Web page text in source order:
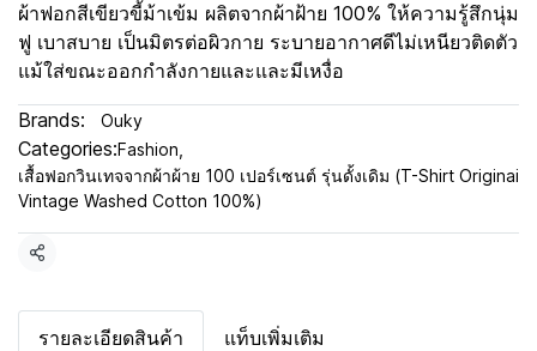
ผ้าฟอกสีเขียวขี้ม้าเข้ม ผลิตจากผ้าฝ้าย 100% ให้ความรู้สึกนุ่ม
ฟู เบาสบาย เป็นมิตรต่อผิวกาย ระบายอากาศดีไม่เหนียวติดตัว
แม้ใส่ขณะออกกำลังกายและและมีเหงื่อ
Brands: Ouky
Categories:Fashion
เสื้อฟอกวินเทจจากผ้าผ้าย 100 เปอร์เซนต์ รุ่นดั้งเดิม (T-Shirt Originai
Vintage Washed Cotton 100%)
Share
รายละเอียดสินค้า แท็บเพิ่มเติม